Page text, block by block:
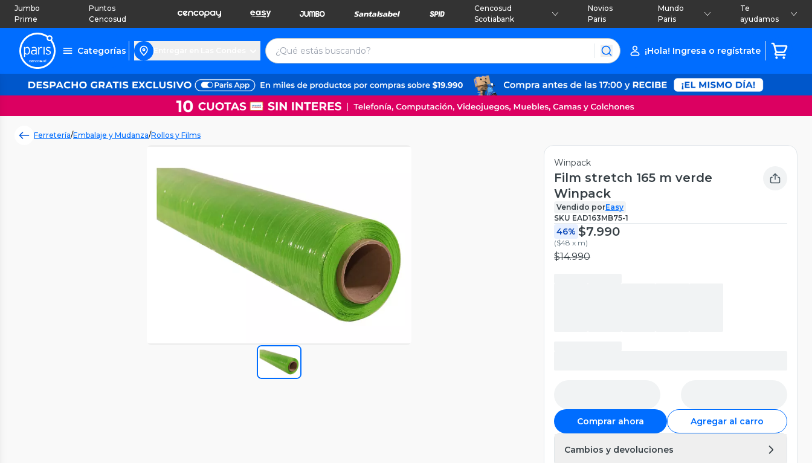
Jumbo
Prime
Puntos
Cencosud
Cencosud
Scotiabank
Novios
Paris
Mundo
Paris
Te
ayudamos
Categorías ¡Hola! Ingresa o regístrate
Ferretería/Embalaje y Mudanza/Rollos y Films
Winpack
Film stretch 165 m verde
Winpack
Vendido porEasy
SKU EAD163MB75-1
46% $7.990
($48 x m)
$14.990
Comprar ahora Agregar al carro
Cambios y devoluciones